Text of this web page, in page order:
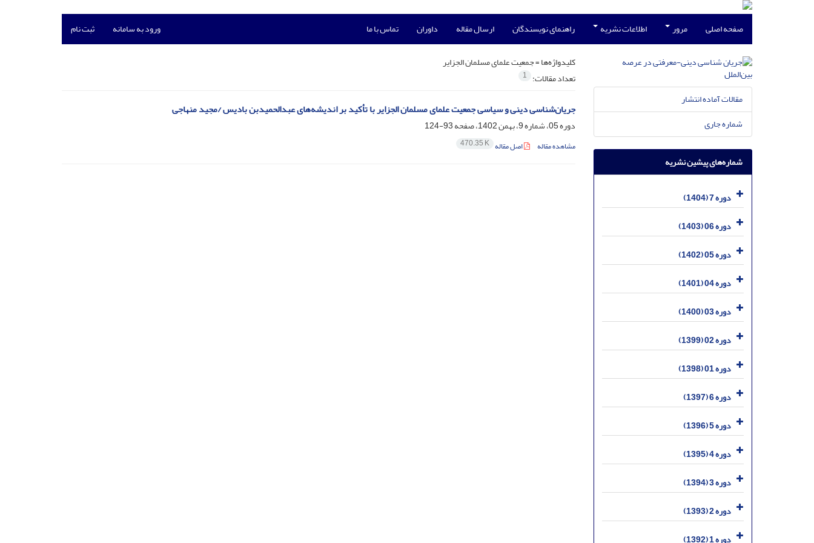
صفحه اصلی مرور اطلاعات نشریه راهنمای نویسندگان ارسال مقاله داوران تماس با ما ورود به سامانه ثبت نام
کلیدواژه‌ها =جمعیت علمای مسلمان الجزایر
تعداد مقالات: 1
جریان‌شناسی دینی و سیاسی جمعیت علمای مسلمان الجزایر با تأکید بر اندیشه‌های عبدالحمیدبن بادیس /مجید منهاجی
دوره 05، شماره 9، بهمن 1402، صفحه 93-124
مشاهده مقاله اصل مقاله 470.35 K
مقالات آماده انتشار
شماره جاری
شماره‌های پیشین نشریه
دوره 7 (1404)
دوره 06 (1403)
دوره 05 (1402)
دوره 04 (1401)
دوره 03 (1400)
دوره 02 (1399)
دوره 01 (1398)
دوره 6 (1397)
دوره 5 (1396)
دوره 4 (1395)
دوره 3 (1394)
دوره 2 (1393)
دوره 1 (1392)